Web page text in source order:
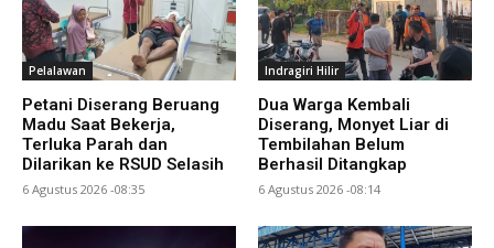
Pelalawan
Petani Diserang Beruang
Madu Saat Bekerja,
Terluka Parah dan
Dilarikan ke RSUD Selasih
6 Agustus 2026 -08:35
Indragiri Hilir
Dua Warga Kembali
Diserang, Monyet Liar di
Tembilahan Belum
Berhasil Ditangkap
6 Agustus 2026 -08:14